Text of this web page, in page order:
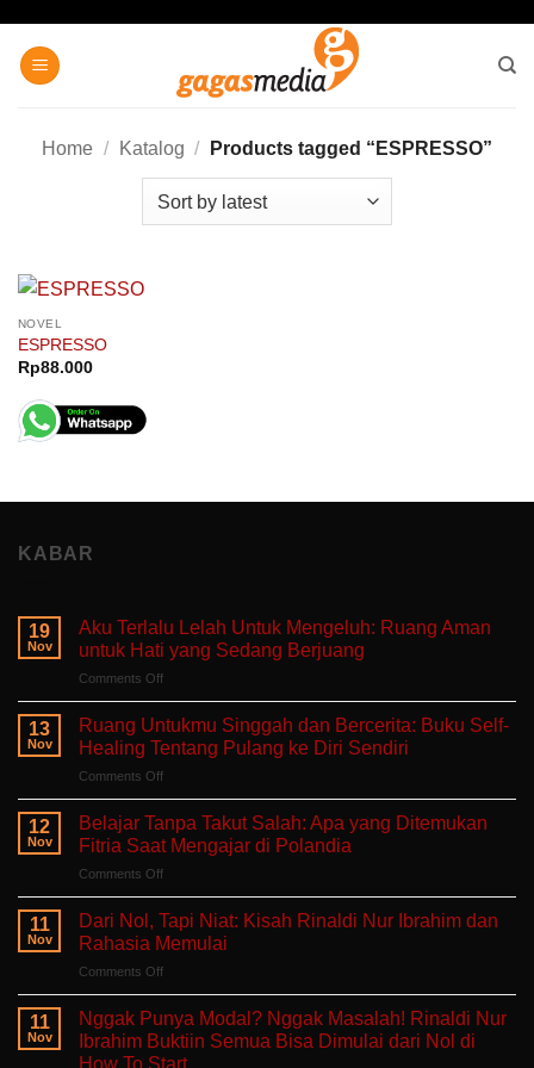
content
Home / Katalog / Products tagged “ESPRESSO”
NOVEL
ESPRESSO
Rp88.000
KABAR
19
Nov
Aku Terlalu Lelah Untuk Mengeluh: Ruang Aman
untuk Hati yang Sedang Berjuang
Comments Offon
Terlalu
Untuk
Mengeluh:
Ruang
Aman
untuk
Sedang
Berjuang
13
Nov
Ruang Untukmu Singgah dan Bercerita: Buku Self-
Healing Tentang Pulang ke Diri Sendiri
Comments Offon
Untukmu
Singgah
dan
Bercerita:
Buku
Self-
Healing
ke
Diri
Sendiri
12
Nov
Belajar Tanpa Takut Salah: Apa yang Ditemukan
Fitria Saat Mengajar di Polandia
Comments Offon
Tanpa
Takut
Salah:
Apa
yang
Ditemukan
Fitria
Saat
11
Nov
Dari Nol, Tapi Niat: Kisah Rinaldi Nur Ibrahim dan
Rahasia Memulai
Comments Offon
Tapi
Niat:
11
Nov
Nggak Punya Modal? Nggak Masalah! Rinaldi Nur
Ibrahim Buktiin Semua Bisa Dimulai dari Nol di
How To Start